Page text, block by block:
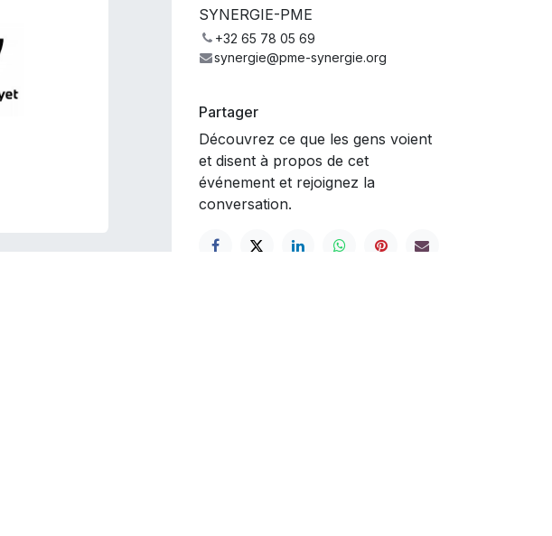
SYNERGIE-PME
+32 65 78 05 69
synergie@pme-synergie.org
Partager
Découvrez ce que les gens voient
et disent à propos de cet
événement et rejoignez la
conversation.